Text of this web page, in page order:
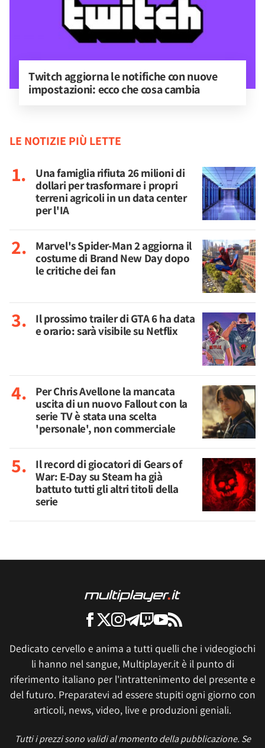
Twitch aggiorna le notifiche con nuove
impostazioni: ecco che cosa cambia
LE NOTIZIE PIÙ LETTE
Una famiglia rifiuta 26 milioni di
dollari per trasformare i propri
terreni agricoli in un data center
per l'IA
Marvel's Spider-Man 2 aggiorna il
costume di Brand New Day dopo
le critiche dei fan
Il prossimo trailer di GTA 6 ha data
e orario: sarà visibile su Netflix
Per Chris Avellone la mancata
uscita di un nuovo Fallout con la
serie TV è stata una scelta
'personale', non commerciale
Il record di giocatori di Gears of
War: E-Day su Steam ha già
battuto tutti gli altri titoli della
serie
Dedicato cervello e anima a tutti quelli che i videogiochi
li hanno nel sangue, Multiplayer.it è il punto di
riferimento italiano per l'intrattenimento del presente e
del futuro. Preparatevi ad essere stupiti ogni giorno con
articoli, news, video, live e produzioni geniali.
Tutti i prezzi sono validi al momento della pubblicazione. Se